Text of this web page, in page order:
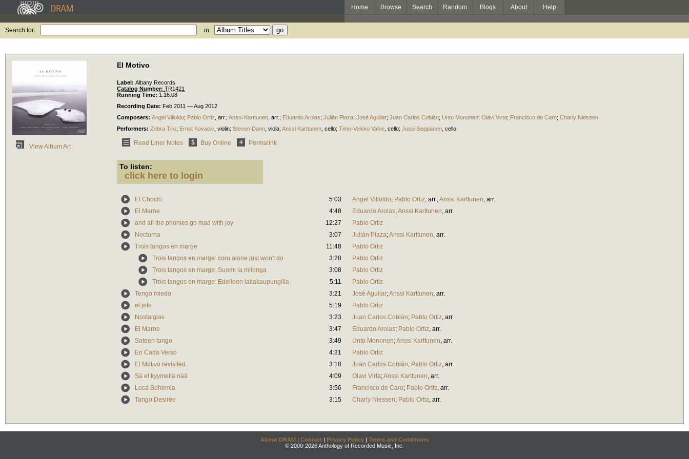
Home Browse Search Random Blogs About Help
Search for: in
View Album Art
El Motivo
Label: Albany Records
Catalog Number: TR1421
Running Time: 1:16:08
Recording Date: Feb 2011 — Aug 2012
Composers: Angel Villoldo; Pablo Ortiz arr. ; Anssi Karttunen arr. ; Eduardo Arolas; Julián Plaza; José Aguilar; Juan Carlos Cobián; Unto Mononen; Olavi Virta; Francisco de Caro; Charly Niessen
Performers: Zebra Trio; Ernst Kovacic violin; Steven Dann viola; Anssi Karttunen cello; Timo-Veikko Valve cello; Jussi Seppänen cello
Read Liner Notes Buy Online Permalink
To listen:
click here to login
El Choclo 5:03 Angel Villoldo; Pablo Ortiz, arr.;Anssi Karttunen, arr.
El Marne
4:48 Eduardo Arolas;Anssi Karttunen, arr.
and all the phonies go mad with joy
12:27
Pablo Ortiz
Nocturna
3:07 Julián Plaza;Anssi Karttunen, arr.
Trois tangos en marge
11:48
Pablo Ortiz
Trois tangos en marge: corn alone just won't do
3:28
Pablo Ortiz
Trois tangos en marge: Suomi la milonga
3:08
Pablo Ortiz
Trois tangos en marge: Edelleen laitakaupungilla
5:11
Pablo Ortiz
Tengo miedo
3:21 José Aguilar;Anssi Karttunen, arr.
el jefe
5:19
Pablo Ortiz
Nostalgias
3:23 Juan Carlos Cobián; Pablo Ortiz, arr.
El Marne
3:47 Eduardo Arolas; Pablo Ortiz, arr.
Sateen tango
3:49 Unto Mononen;Anssi Karttunen, arr.
En Cada Verso
4:31
Pablo Ortiz
El Motivo revisited
3:18 Juan Carlos Cobián; Pablo Ortiz, arr.
Sä et kyymeltä nää
4:09 Olavi Virta;Anssi Karttunen, arr.
Loca Bohemia
3:56 Francisco de Caro; Pablo Ortiz, arr.
Tango Desirée
3:15 Charly Niessen; Pablo Ortiz, arr.
About DRAM | Contact | Privacy Policy | Terms and Conditions
© 2000-2026 Anthology of Recorded Music, Inc.